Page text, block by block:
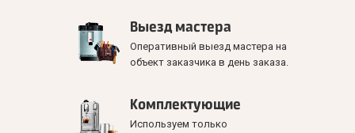
Выезд мастера
Оперативный выезд мастера на
объект заказчика в день заказа.
Комплектующие
Используем только